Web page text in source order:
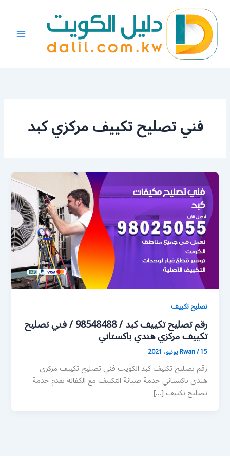
المحتوى
فني تصليح تكييف مركزي كبد
تصليح تكييف
رقم تصليح تكييف كبد / 98548488 / فني تصليح
تكييف مركزي هندي باكستاني
Rwan/15 يونيو، 2021
رقم تصليح تكييف كبد الكويت فني تصليح تكييف مركزي
هندي باكستاني خدمة صيانة التكييف مع الكفالة نقدم خدمة
تصليح تكييف […]